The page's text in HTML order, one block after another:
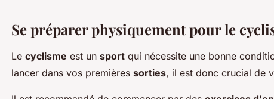
Se préparer physiquement pour le
Le cyclisme est un sport qui nécessite une bonne
lancer dans vos premières sorties, il est donc crucial de